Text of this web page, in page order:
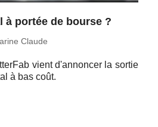
à portée de bourse ?
Claude
vient d'an­non­cer la sortie
à bas coût.